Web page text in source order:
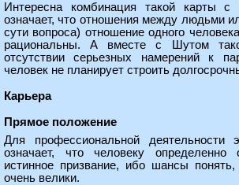
Интересна комбинация такой карты
означает, что отношения между людьми
сути вопроса) отношение одного
рациональны. А вместе с Шутом
отсутствии серьезных намерений к
человек не планирует строить
Карьера
Прямое положение
Для профессиональной деятельности
означает, что человеку определенно
истинное призвание, ибо шансы
очень велики.